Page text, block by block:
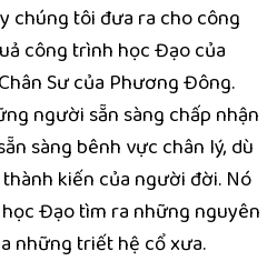
chúng tôi đưa ra cho công
công trình học Đạo của
Sư của Phương Đông.
người sẵn sàng chấp nhận
sàng bênh vực chân lý, dù
kiến của người đời. Nó
Đạo tìm ra những nguyên
những triết hệ cổ xưa.